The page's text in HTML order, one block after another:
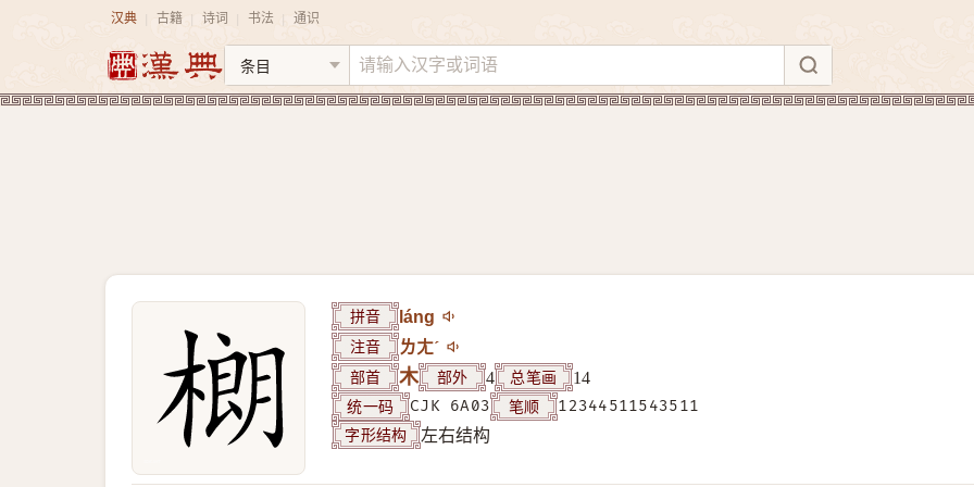
汉典 古籍 诗词 书法 通识
拼音 láng
注音 ㄌㄤˊ
部首 木 部外 4 总笔画 14
统一码 CJK 6A03 笔顺 12344511543511
字形结构 左右结构